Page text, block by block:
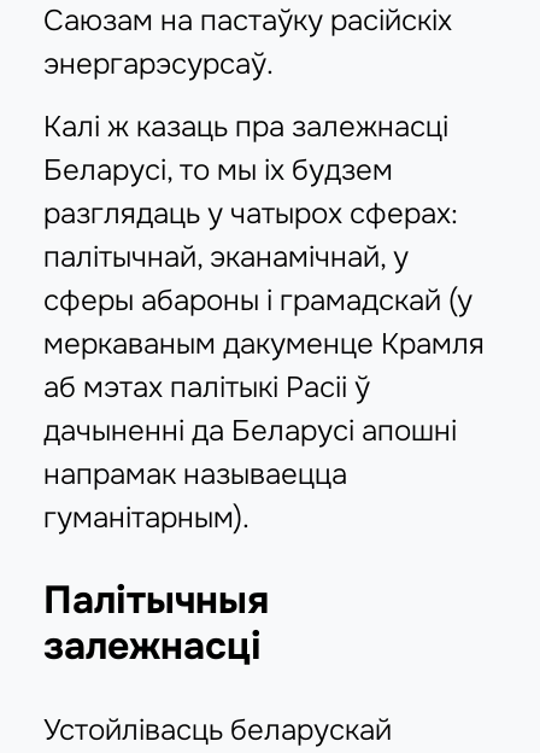
Саюзам на пастаўку расійскіх
энергарэсурсаў.
Калі ж казаць пра залежнасці
Беларусі, то мы іх будзем
разглядаць у чатырох сферах:
палітычнай, эканамічнай, у
сферы абароны і грамадскай (у
меркаваным дакуменце Крамля
аб мэтах палітыкі Расіі ў
дачыненні да Беларусі апошні
напрамак называецца
гуманітарным).
Палітычныя
залежнасці
Устойлівасць беларускай